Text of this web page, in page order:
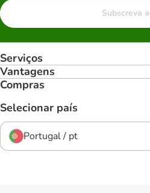
Subscreva
Serviços
Vantagens
Compras
Selecionar país
Portugal / pt